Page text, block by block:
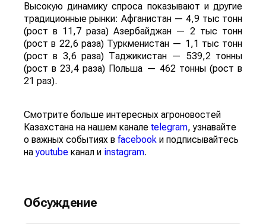
Высокую динамику спроса показывают и другие
традиционные рынки: Афганистан — 4,9 тыс тонн
(рост в 11,7 раза) Азербайджан — 2 тыс тонн
(рост в 22,6 раза) Туркменистан — 1,1 тыс тонн
(рост в 3,6 раза) Таджикистан — 539,2 тонны
(рост в 23,4 раза) Польша — 462 тонны (рост в
21 раз).
Смотрите больше интересных агроновостей
Казахстана на нашем канале telegram, узнавайте
о важных событиях в facebook и подписывайтесь
наyoutube канал и instagram.
Обсуждение